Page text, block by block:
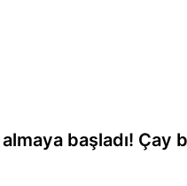
başladı! Çay